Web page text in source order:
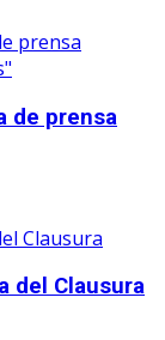
de prensa
del Clausura